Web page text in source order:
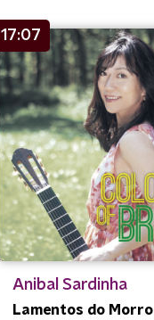
17:07
Anibal Sardinha
Lamentos do Morro